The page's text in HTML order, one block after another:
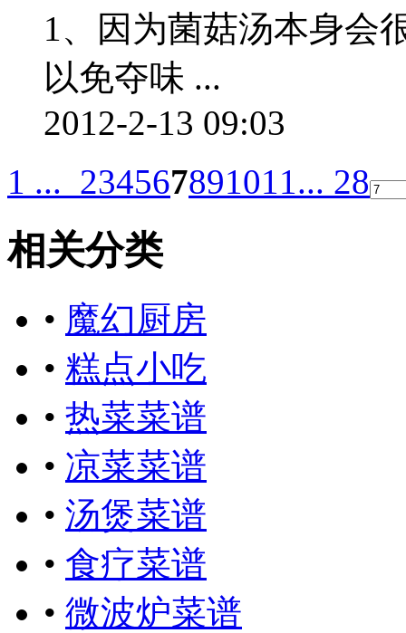
1、因为菌菇汤本身会
以免夺味 ...
2012-2-13 09:03
1 ... 234567891011... 28
相关分类
• 魔幻厨房
• 糕点小吃
• 热菜菜谱
• 凉菜菜谱
• 汤煲菜谱
• 食疗菜谱
• 微波炉菜谱